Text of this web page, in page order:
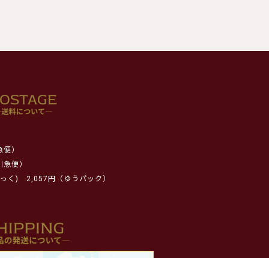
）
便）
く)
2,057円（ゆうパック）